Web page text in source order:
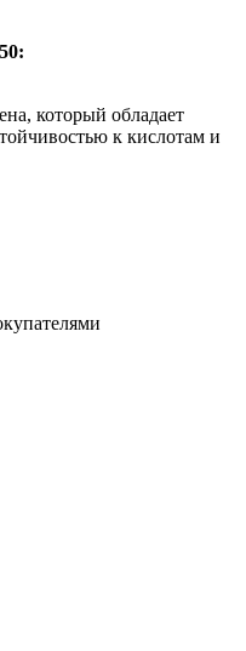
который обладает
к кислотам и